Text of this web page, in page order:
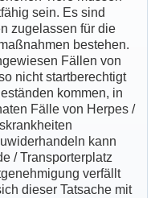
sein. Es sind
zugelassen für die
bestehen.
Fällen von
nicht startberechtigt
kommen, in
Fälle von Herpes /
kann
/ Transporterplatz
verfällt
dieser Tatsache mit